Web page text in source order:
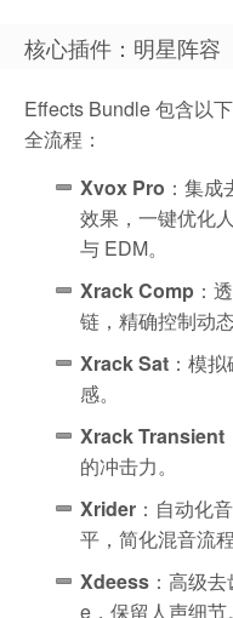
核心插件：明星阵容
Effects Bundle 包含以
全流程：
Xvox Pro ：集
效果，一键优化
与 EDM。
Xrack Comp ：
链，精确控制动态
Xrack Sat ：模
感。
Xrack Transient
的冲击力。
Xrider ：自动化
平，简化混音流程
Xdeess ：高级
e，保留人声细节。